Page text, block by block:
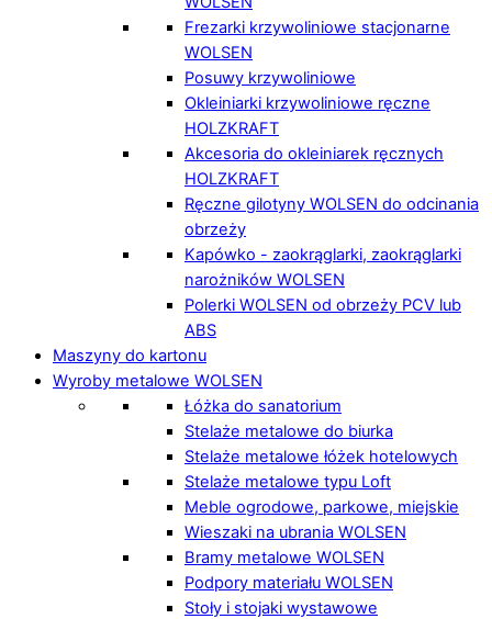
Frezarki krzywoliniowe stacjonarne
WOLSEN
Posuwy krzywoliniowe
Okleiniarki krzywoliniowe ręczne
HOLZKRAFT
Akcesoria do okleiniarek ręcznych
HOLZKRAFT
Ręczne gilotyny WOLSEN do odcinania
obrzeży
Kapówko - zaokrąglarki, zaokrąglarki
narożników WOLSEN
Polerki WOLSEN od obrzeży PCV lub
ABS
Maszyny do kartonu
Wyroby metalowe WOLSEN
Łóżka do sanatorium
Stelaże metalowe do biurka
Stelaże metalowe łóżek hotelowych
Stelaże metalowe typu Loft
Meble ogrodowe, parkowe, miejskie
Wieszaki na ubrania WOLSEN
Bramy metalowe WOLSEN
Podpory materiału WOLSEN
Stoły i stojaki wystawowe